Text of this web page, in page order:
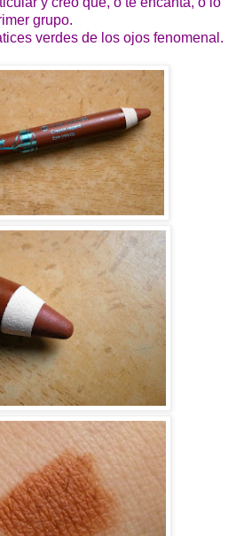
grupo.
verdes de los ojos fenomenal.